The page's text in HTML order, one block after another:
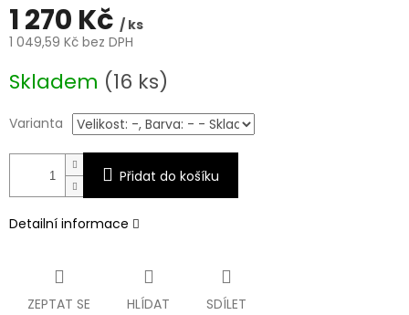
1 270 Kč / ks
1 049,59 Kč bez DPH
cena:
Skladem (16 ks)
Varianta
Přidat do košíku
Detailní informace
ZEPTAT SE HLÍDAT SDÍLET